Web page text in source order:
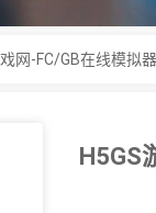
戏网-FC/GB在线模拟
H5GS